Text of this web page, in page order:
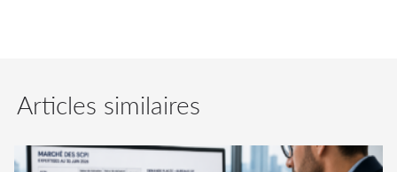
Articles similaires